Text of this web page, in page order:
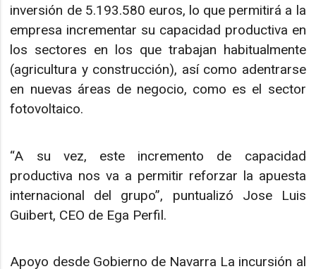
inversión de 5.193.580 euros, lo que permitirá a la
empresa incrementar su capacidad productiva en
los sectores en los que trabajan habitualmente
(agricultura y construcción), así como adentrarse
en nuevas áreas de negocio, como es el sector
fotovoltaico.
“A su vez, este incremento de capacidad
productiva nos va a permitir reforzar la apuesta
internacional del grupo”, puntualizó Jose Luis
Guibert, CEO de Ega Perfil.
Apoyo desde Gobierno de Navarra La incursión al